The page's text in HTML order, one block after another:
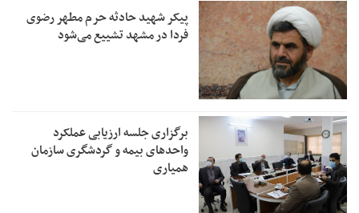
پیکر شهید حادثه حرم مطهر رضوی
فردا در مشهد تشییع می‌شود
برگزاری جلسه ارزیابی عملکرد
واحدهای بیمه و گردشگری سازمان
همیاری